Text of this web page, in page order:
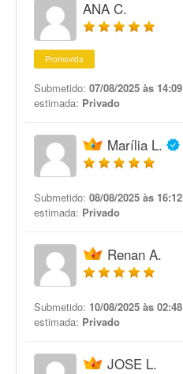
ANA C.
Promovida
Submetido: 07/08/2025 às 14:09
estimada: Privado
Marília L.
Submetido: 08/08/2025 às 16:12
estimada: Privado
Renan A.
Submetido: 10/08/2025 às 02:48
estimada: Privado
JOSE L.